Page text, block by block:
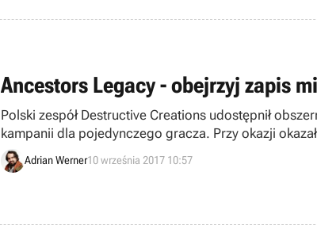
Ancestors Legacy - obejrzyj zapis
Polski zespół Destructive Creations udostępnił
kampanii dla pojedynczego gracza. Przy okazji
Adrian Werner10 września 2017 10:57